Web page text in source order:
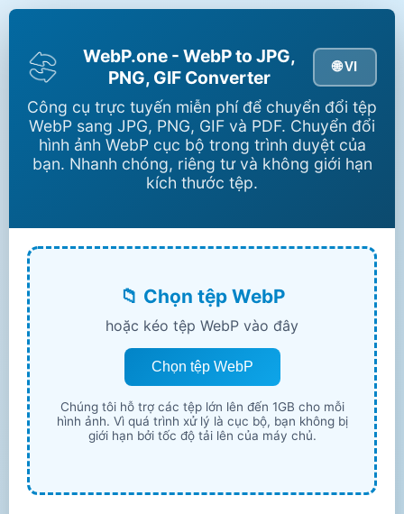
WebP.one - WebP to JPG,
PNG, GIF Converter
🌐 VI
Công cụ trực tuyến miễn phí để chuyển đổi tệp
WebP sang JPG, PNG, GIF và PDF. Chuyển đổi
hình ảnh WebP cục bộ trong trình duyệt của
bạn. Nhanh chóng, riêng tư và không giới hạn
kích thước tệp.
📁 Chọn tệp WebP
hoặc kéo tệp WebP vào đây
Chọn tệp WebP
Chúng tôi hỗ trợ các tệp lớn lên đến 1GB cho mỗi
hình ảnh. Vì quá trình xử lý là cục bộ, bạn không bị
giới hạn bởi tốc độ tải lên của máy chủ.